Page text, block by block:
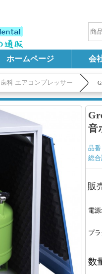
ホームページ 会
歯科 エアコンプレッサー
音
品番
総
販
電源:
プ
数